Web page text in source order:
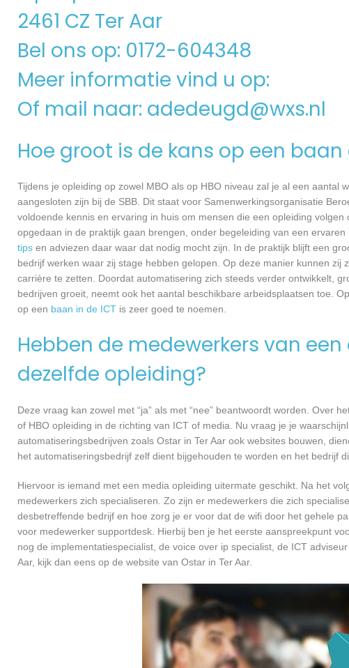
2461 CZ Ter Aar
Bel ons op: 0172-604348
Meer informatie vind u op:
Of mail naar: adedeugd@wxs.nl
Hoe groot is de kans op een baan
Tijdens je opleiding op zowel MBO als op HBO niveau zal je al een
aangesloten zijn bij de SBB. Dit staat voor Samenwerkingsorganisatie
voldoende kennis en ervaring in huis om mensen die een opleiding
opgedaan in de praktijk gaan brengen, onder begeleiding van een
tips en adviezen daar waar dat nodig mocht zijn. In de praktijk blijft een
bedrijf werken waar zij stage hebben gelopen. Op deze manier kunnen
carrière te zetten. Doordat automatisering zich steeds verder ontwikkelt,
bedrijven groeit, neemt ook het aantal beschikbare arbeidsplaatsen toe.
op een baan in de ICT is zeer goed te noemen.
Hebben de medewerkers van
dezelfde opleiding?
Deze vraag kan zowel met “ja” als met “nee” beantwoordt worden. Over
of HBO opleiding in de richting van ICT of media. Nu vraag je je
automatiseringsbedrijven zoals Ostar in Ter Aar ook websites bouwen,
het automatiseringsbedrijf zelf dient bijgehouden te worden en het bedrijf
Hiervoor is iemand met een media opleiding uitermate geschikt. Na het
medewerkers zich specialiseren. Zo zijn er medewerkers die zich
desbetreffende bedrijf en hoe zorg je er voor dat de wifi door het gehele
voor medewerker supportdesk. Hierbij ben je het eerste aanspreekpunt
nog de implementatiespecialist, de voice over ip specialist, de ICT
Aar, kijk dan eens op de website van Ostar in Ter Aar.